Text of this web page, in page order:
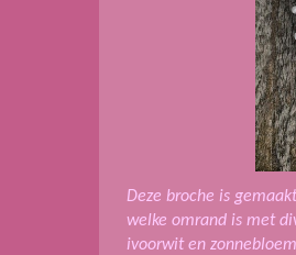
Deze broche is
welke omrand is met
ivoorwit en